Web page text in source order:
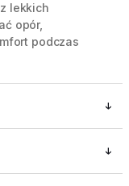
lekkich
opór,
podczas